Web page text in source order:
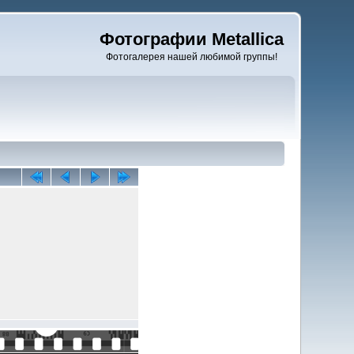
Фотографии Metallica
Фотогалерея нашей любимой группы!